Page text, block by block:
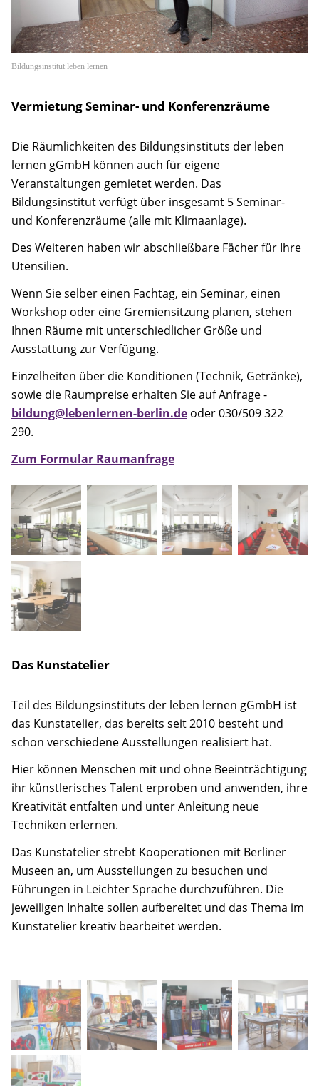
Anfahrt
Kooperationsmitglieder
Suche
Bildungsinstitut leben lernen
Vermietung Seminar- und Konferenzräume
Die Räumlichkeiten des Bildungsinstituts der leben
lernen gGmbH können auch für eigene
Veranstaltungen gemietet werden. Das
Bildungsinstitut verfügt über insgesamt 5 Seminar-
und Konferenzräume (alle mit Klimaanlage).
Des Weiteren haben wir abschließbare Fächer für Ihre
Utensilien.
Wenn Sie selber einen Fachtag, ein Seminar, einen
Workshop oder eine Gremiensitzung planen, stehen
Ihnen Räume mit unterschiedlicher Größe und
Ausstattung zur Verfügung.
Einzelheiten über die Konditionen (Technik, Getränke),
sowie die Raumpreise erhalten Sie auf Anfrage -
bildung@lebenlernen-berlin.de oder 030/509 322
290.
Zum Formular Raumanfrage
Das Kunstatelier
Teil des Bildungsinstituts der leben lernen gGmbH ist
das Kunstatelier, das bereits seit 2010 besteht und
schon verschiedene Ausstellungen realisiert hat.
Hier können Menschen mit und ohne Beeinträchtigung
ihr künstlerisches Talent erproben und anwenden, ihre
Kreativität entfalten und unter Anleitung neue
Techniken erlernen.
Das Kunstatelier strebt Kooperationen mit Berliner
Museen an, um Ausstellungen zu besuchen und
Führungen in Leichter Sprache durchzuführen. Die
jeweiligen Inhalte sollen aufbereitet und das Thema im
Kunstatelier kreativ bearbeitet werden.